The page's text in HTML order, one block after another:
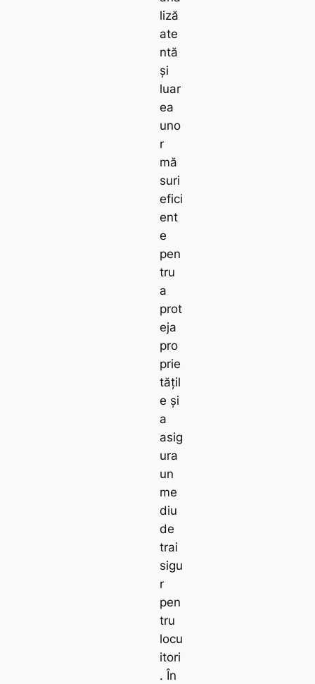
liză
ate
ntă
și
luar
ea
uno
r
mă
suri
efici
ent
e
pen
tru
a
prot
eja
pro
prie
tățil
e și
a
asig
ura
un
me
diu
de
trai
sigu
r
pen
tru
locu
itori
. În